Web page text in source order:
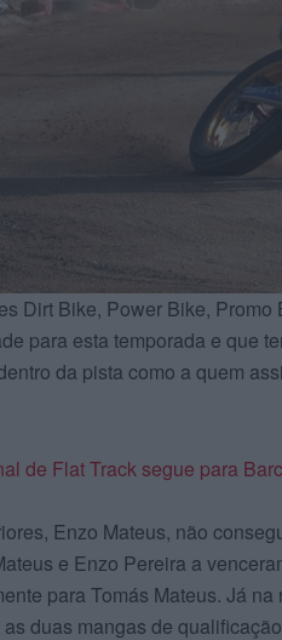
Dirt Bike, Power Bike, Promo
para esta temporada e que
da pista como a quem
de Flat Track segue para
Enzo Mateus, não
e Enzo Pereira a
para Tomás Mateus. Já
duas mangas de